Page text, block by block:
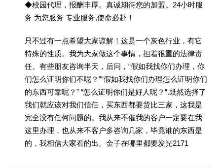
◆校园代理，报酬丰厚。真诚期待您的加盟。24小时服
务 为您服务 专业服务,使命必赴！
只不过有一点希望大家谅解！这是一个灰色行业，有它
特殊的性质。我为大家做这个事情，担着很重的法律责
任。有些朋友咨询半天，后问，“假如我找你们办理，你
们怎么证明你们不呢？”“假如我找你们办理怎么证明你们
的东西可靠呢？” “怎么证明你们是好人呢？“.既然选择了
我们就应该对我们信任，买东西都要货比三家，这我是
完全没有任何问题的。我从来不催我的客户一定要在我
这里办理，也从来不客户多咨询几家，毕竟谁的东西是
的，我相信大家看的出。金子在哪里都要发光2171